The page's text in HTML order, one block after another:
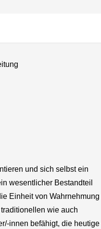
und sich selbst ein
wesentlicher Bestandteil
Einheit von Wahrnehmung
wie auch
innen befähigt, die heutige